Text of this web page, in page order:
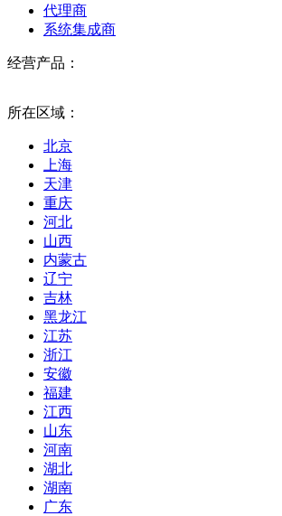
代理商
系统集成商
经营产品：
所在区域：
北京
上海
天津
重庆
河北
山西
内蒙古
辽宁
吉林
黑龙江
江苏
浙江
安徽
福建
江西
山东
河南
湖北
湖南
广东